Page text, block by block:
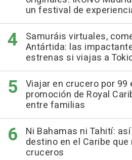
un festival de
Samuráis virtuales,
Antártida: las
estrenas si viajas a
Viajar en crucero por 99
promoción de Royal
entre familias
Ni Bahamas ni Tahití:
destino en el Caribe
cruceros